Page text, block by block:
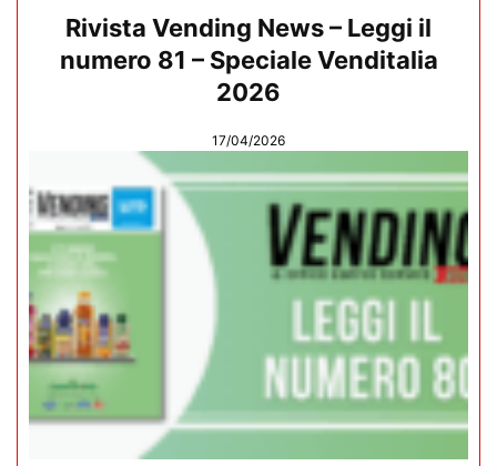
Rivista Vending News – Leggi il
numero 81 – Speciale Venditalia
2026
17/04/2026